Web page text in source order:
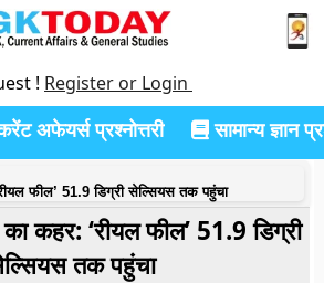
! Register or Login
अफेयर्स प्रश्नोत्तरी सामान्य ज्ञान
फील’ 51.9 डिग्री सेल्सियस तक पहुंचा
का कहर: ‘रीयल फील’ 51.9 डिग्री
तक पहुंचा